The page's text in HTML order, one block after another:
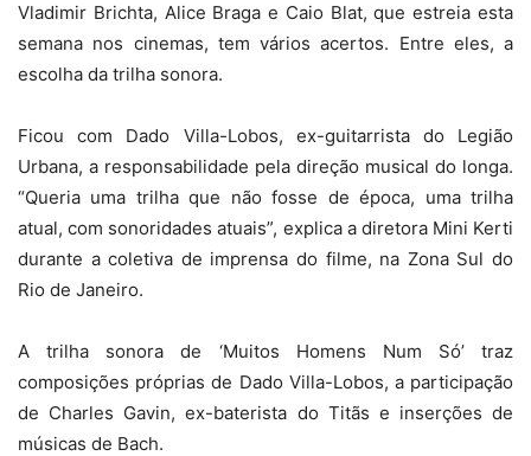
Vladimir Brichta, Alice Braga e Caio Blat, que estreia esta
semana nos cinemas, tem vários acertos. Entre eles, a
escolha da trilha sonora.
Ficou com Dado Villa-Lobos, ex-guitarrista do Legião
Urbana, a responsabilidade pela direção musical do longa.
“Queria uma trilha que não fosse de época, uma trilha
atual, com sonoridades atuais”, explica a diretora Mini Kerti
durante a coletiva de imprensa do filme, na Zona Sul do
Rio de Janeiro.
A trilha sonora de ‘Muitos Homens Num Só’ traz
composições próprias de Dado Villa-Lobos, a participação
de Charles Gavin, ex-baterista do Titãs e inserções de
músicas de Bach.